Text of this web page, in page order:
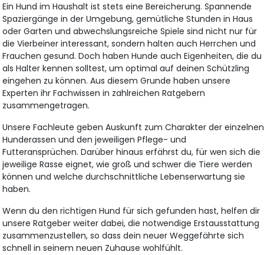
Ein Hund im Haushalt ist stets eine Bereicherung. Spannende
Spaziergänge in der Umgebung, gemütliche Stunden in Haus
oder Garten und abwechslungsreiche Spiele sind nicht nur für
die Vierbeiner interessant, sondern halten auch Herrchen und
Frauchen gesund. Doch haben Hunde auch Eigenheiten, die du
als Halter kennen solltest, um optimal auf deinen Schützling
eingehen zu können. Aus diesem Grunde haben unsere
Experten ihr Fachwissen in zahlreichen Ratgebern
zusammengetragen.
Unsere Fachleute geben Auskunft zum Charakter der einzelnen
Hunderassen und den jeweiligen Pflege- und
Futteransprüchen. Darüber hinaus erfährst du, für wen sich die
jeweilige Rasse eignet, wie groß und schwer die Tiere werden
können und welche durchschnittliche Lebenserwartung sie
haben.
Wenn du den richtigen Hund für sich gefunden hast, helfen dir
unsere Ratgeber weiter dabei, die notwendige Erstausstattung
zusammenzustellen, so dass dein neuer Weggefährte sich
schnell in seinem neuen Zuhause wohlfühlt.